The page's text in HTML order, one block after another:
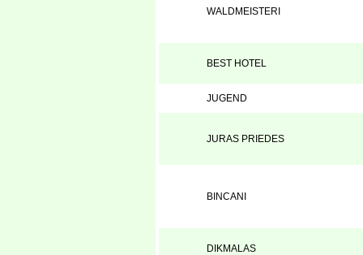
WALDMEISTERI
BEST HOTEL
JUGEND
JURAS PRIEDES
BINCANI
DIKMALAS